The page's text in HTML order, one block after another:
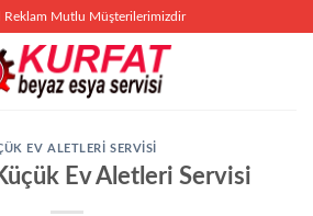
Reklam Mutlu Müşterilerimizdir
EV ALETLERI SERVISI
Ev Aletleri Servisi